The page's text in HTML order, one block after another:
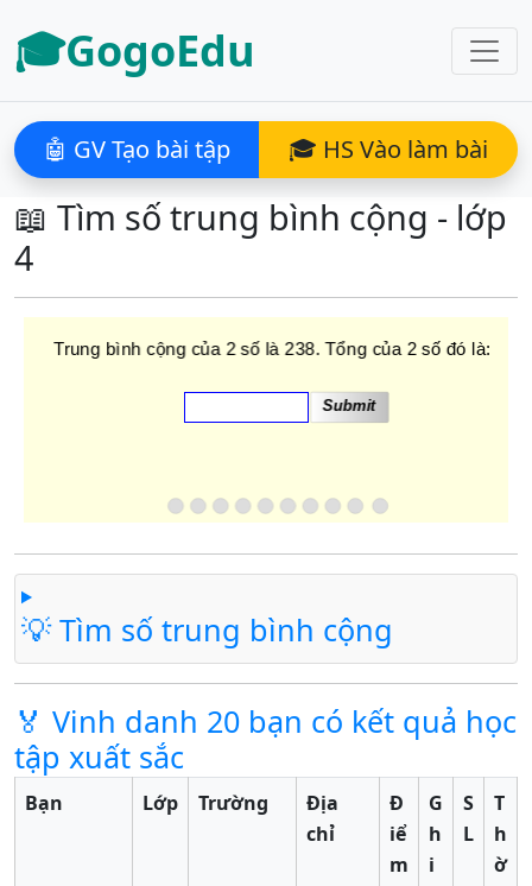
🎓GogoEdu
🤖 GV Tạo bài tập 🎓 HS Vào làm bài
📖 Tìm số trung bình cộng - lớp
4
💡 Tìm số trung bình cộng
🏅 Vinh danh 20 bạn có kết quả học
tập xuất sắc
Bạn Lớp Trường
Địa
chỉ
Đ
iể
m
G
h
i
S
L
T
h
ờ